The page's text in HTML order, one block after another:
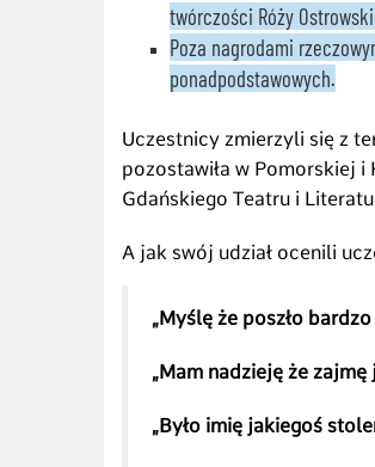
twórczości Róży
Poza nagrodami
ponadpodstawowych.
Uczestnicy zmierzyli się z
pozostawiła w Pomorskiej i
Gdańskiego Teatru i
A jak swój udział ocenili
„Myślę że poszło
„Mam nadzieję że
„Było imię jakiegoś